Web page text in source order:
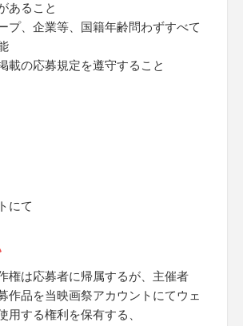
あること
プ、企業等、国籍年齢問わずすべて
載の応募規定を遵守すること
にて
権は応募者に帰属するが、主催者
作品を当映画祭アカウントにてウェ
用する権利を保有する、